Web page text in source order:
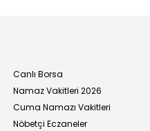
Canlı Borsa
Namaz Vakitleri 2026
Cuma Namazı Vakitleri
Nöbetçi Eczaneler